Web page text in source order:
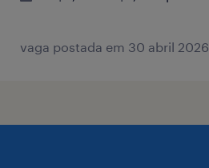
vaga postada em 30 abril 2026